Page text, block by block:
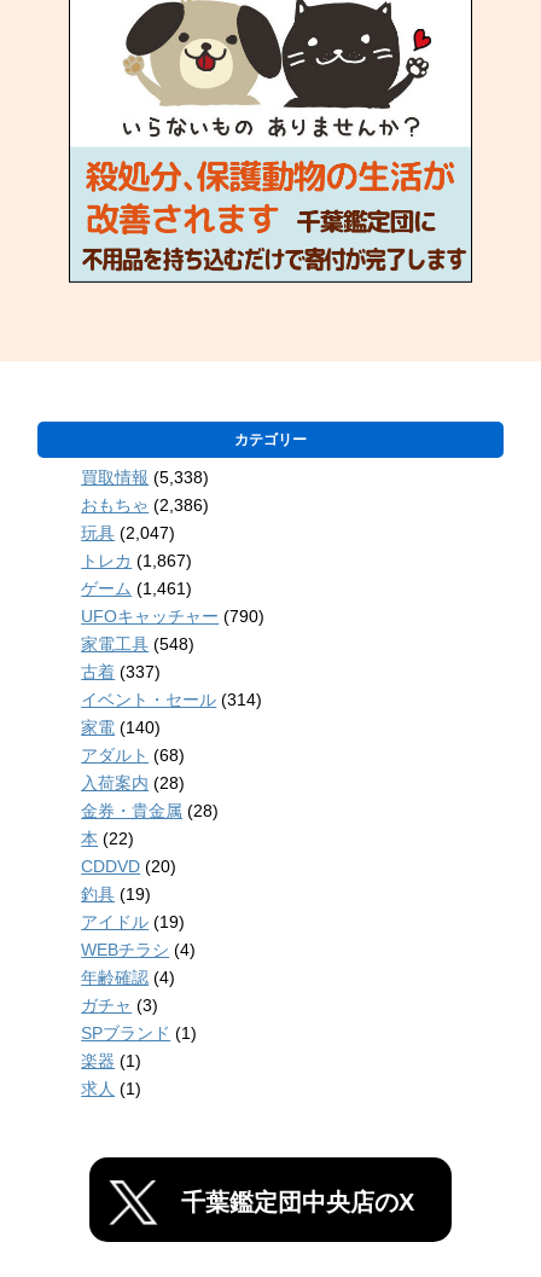
カテゴリー
買取情報 (5,338)
おもちゃ (2,386)
玩具 (2,047)
トレカ (1,867)
ゲーム (1,461)
UFOキャッチャー (790)
家電工具 (548)
古着 (337)
イベント・セール (314)
家電 (140)
アダルト (68)
入荷案内 (28)
金券・貴金属 (28)
本 (22)
CDDVD (20)
釣具 (19)
アイドル (19)
WEBチラシ (4)
年齢確認 (4)
ガチャ (3)
SPブランド (1)
楽器 (1)
求人 (1)
千葉鑑定団中央店のX